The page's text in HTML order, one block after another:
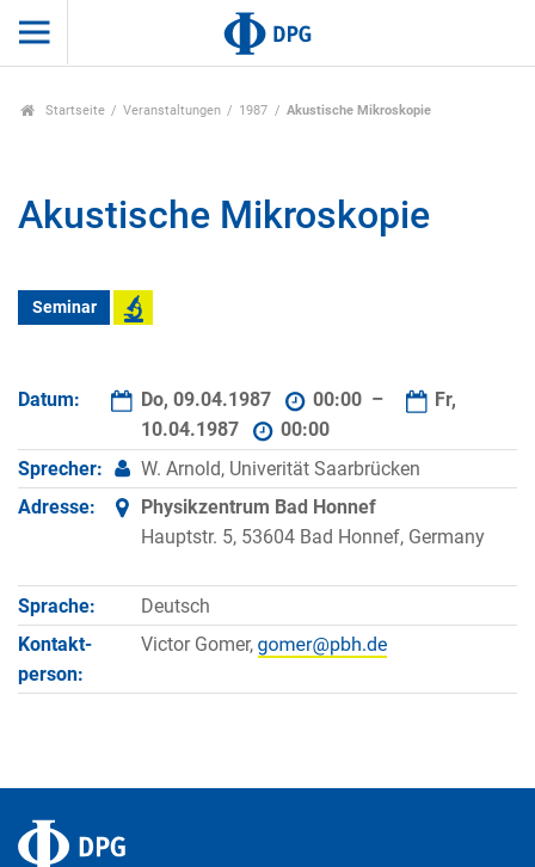
Startseite Veranstaltungen 1987 Akustische Mikroskopie
Akustische Mikroskopie
Seminar
Datum: Do, 09.04.1987 00:00 –
Fr,
10.04.1987
00:00
Sprecher:
W. Arnold, Univerität Saarbrücken
Adresse:
Physikzentrum Bad Honnef
Hauptstr. 5, 53604 Bad Honnef, Germany
Sprache:
Deutsch
Kontakt­
person:
Victor Gomer,